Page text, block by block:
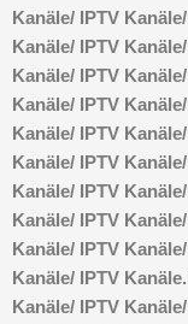
Kanäle/
IPTV Kanäle/
Kanäle/
IPTV Kanäle/
Kanäle/
IPTV Kanäle/
Kanäle/
IPTV Kanäle/
Kanäle/
IPTV Kanäle/
Kanäle/
IPTV Kanäle/
Kanäle/
IPTV Kanäle/
Kanäle/
IPTV Kanäle/
Kanäle/
IPTV Kanäle/
Kanäle/
IPTV Kanäle.
Kanäle/
IPTV Kanäle/